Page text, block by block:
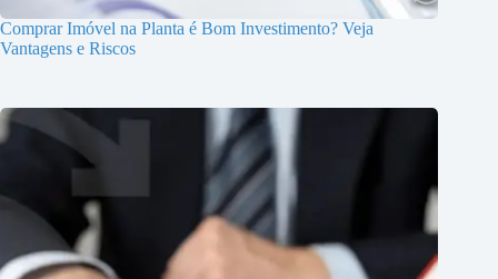
Comprar Imóvel na Planta é Bom Investimento? Veja
Vantagens e Riscos